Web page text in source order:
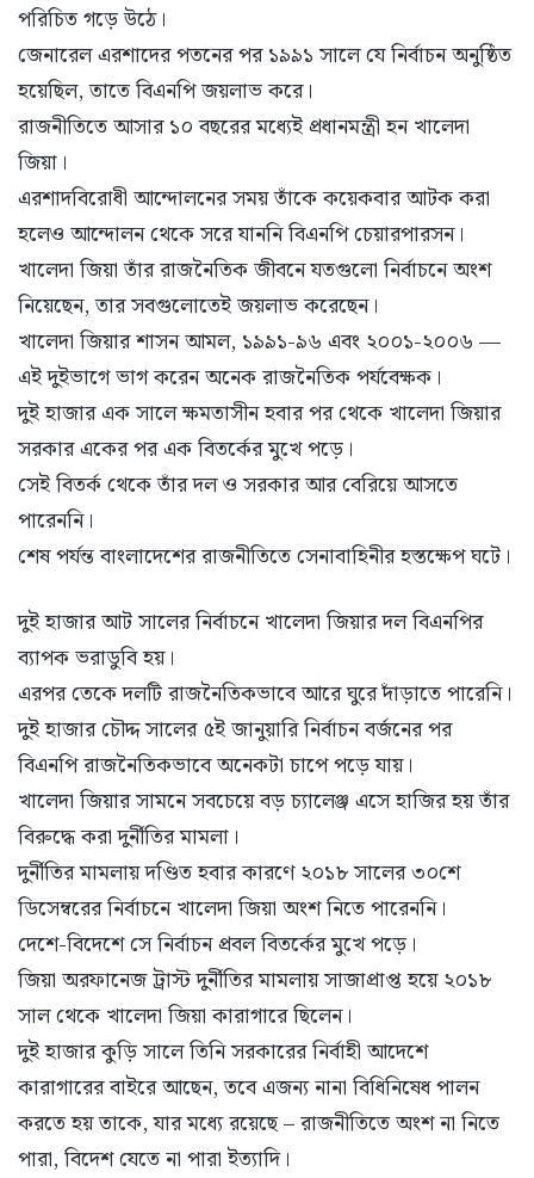
পরিচিত গড়ে উঠে।
জেনারেল এরশাদের পতনের পর ১৯৯১ সালে যে নির্বাচন অনুষ্ঠিত
হয়েছিল, তাতে বিএনপি জয়লাভ করে।
রাজনীতিতে আসার ১০ বছরের মধ্যেই প্রধানমন্ত্রী হন খালেদা
জিয়া।
এরশাদবিরোধী আন্দোলনের সময় তাঁকে কয়েকবার আটক করা
হলেও আন্দোলন থেকে সরে যাননি বিএনপি চেয়ারপারসন।
খালেদা জিয়া তাঁর রাজনৈতিক জীবনে যতগুলো নির্বাচনে অংশ
নিয়েছেন, তার সবগুলোতেই জয়লাভ করেছেন।
খালেদা জিয়ার শাসন আমল, ১৯৯১-৯৬ এবং ২০০১-২০০৬ —
এই দুইভাগে ভাগ করেন অনেক রাজনৈতিক পর্যবেক্ষক।
দুই হাজার এক সালে ক্ষমতাসীন হবার পর থেকে খালেদা জিয়ার
সরকার একের পর এক বিতর্কের মুখে পড়ে।
সেই বিতর্ক থেকে তাঁর দল ও সরকার আর বেরিয়ে আসতে
পারেননি।
শেষ পর্যন্ত বাংলাদেশের রাজনীতিতে সেনাবাহিনীর হস্তক্ষেপ ঘটে।
দুই হাজার আট সালের নির্বাচনে খালেদা জিয়ার দল বিএনপির
ব্যাপক ভরাডুবি হয়।
এরপর তেকে দলটি রাজনৈতিকভাবে আরে ঘুরে দাঁড়াতে পারেনি।
দুই হাজার চৌদ্দ সালের ৫ই জানুয়ারি নির্বাচন বর্জনের পর
বিএনপি রাজনৈতিকভাবে অনেকটা চাপে পড়ে যায়।
খালেদা জিয়ার সামনে সবচেয়ে বড় চ্যালেঞ্জ এসে হাজির হয় তাঁর
বিরুদ্ধে করা দুর্নীতির মামলা।
দুর্নীতির মামলায় দণ্ডিত হবার কারণে ২০১৮ সালের ৩০শে
ডিসেম্বরের নির্বাচনে খালেদা জিয়া অংশ নিতে পারেননি।
দেশে-বিদেশে সে নির্বাচন প্রবল বিতর্কের মুখে পড়ে।
জিয়া অরফানেজ ট্রাস্ট দুর্নীতির মামলায় সাজাপ্রাপ্ত হয়ে ২০১৮
সাল থেকে খালেদা জিয়া কারাগারে ছিলেন।
দুই হাজার কুড়ি সালে তিনি সরকারের নির্বাহী আদেশে
কারাগারের বাইরে আছেন, তবে এজন্য নানা বিধিনিষেধ পালন
করতে হয় তাকে, যার মধ্যে রয়েছে – রাজনীতিতে অংশ না নিতে
পারা, বিদেশ যেতে না পারা ইত্যাদি।